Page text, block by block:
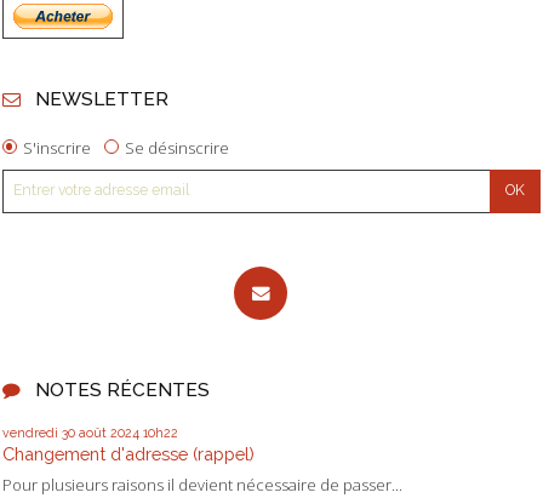
NEWSLETTER
S'inscrire Se désinscrire
NOTES RÉCENTES
vendredi 30 août 2024 10h22
Changement d'adresse (rappel)
Pour plusieurs raisons il devient nécessaire de passer...